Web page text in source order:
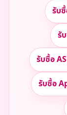
รับ
รั
รับซื้อ
รับซื้อ